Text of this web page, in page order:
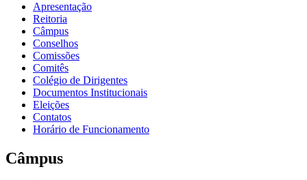
Apresentação
Reitoria
Câmpus
Conselhos
Comissões
Comitês
Colégio de Dirigentes
Documentos Institucionais
Eleições
Contatos
Horário de Funcionamento
Câmpus